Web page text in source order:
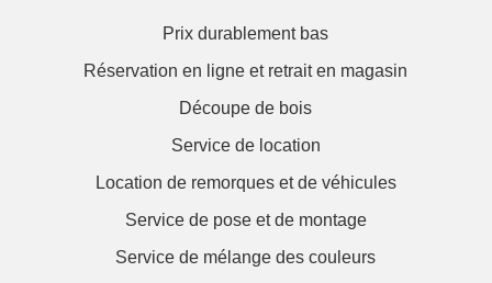
Prix durablement bas
Réservation en ligne et retrait en magasin
Découpe de bois
Service de location
Location de remorques et de véhicules
Service de pose et de montage
Service de mélange des couleurs